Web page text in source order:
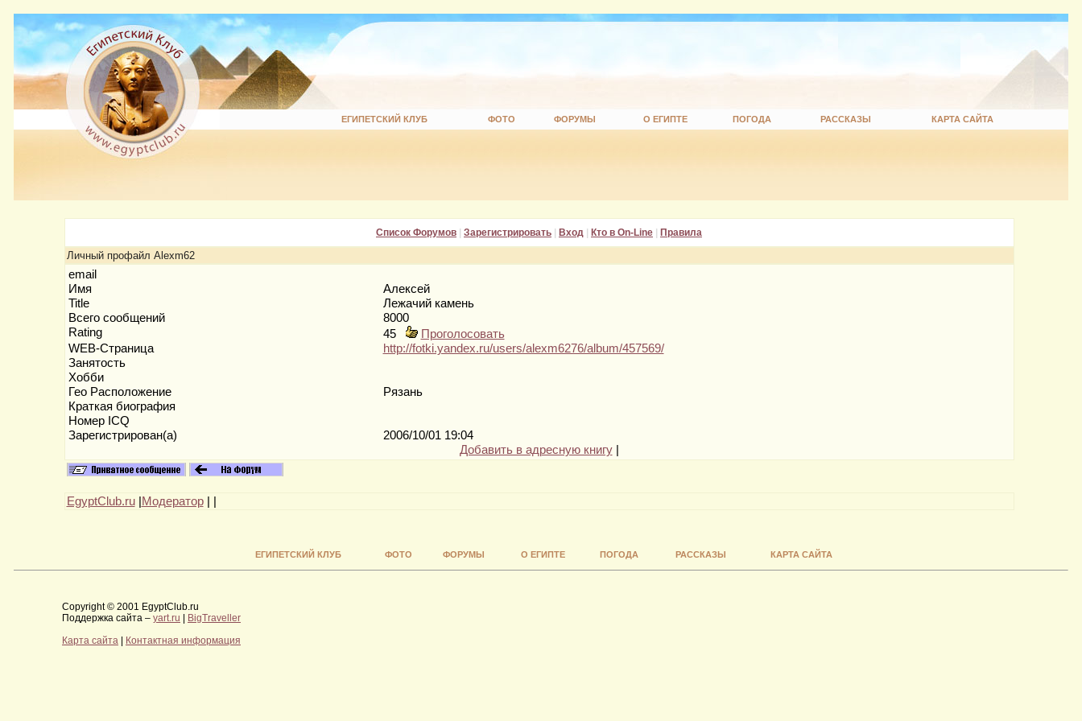
ЕГИПЕТСКИЙ КЛУБ ФОТО ФОРУМЫ О ЕГИПТЕ ПОГОДА РАССКАЗЫ КАРТА САЙТА
Список Форумов Зарегистрировать Вход Кто в On-Line Правила
Личный профайл Alexm62
email
Имя
Алексей
Title
Лежачий камень
Всего сообщений
8000
Rating
45
Проголосовать
WEB-Страница
http://fotki.yandex.ru/users/alexm6276/album/457569/
Занятость
Хобби
Гео Расположение
Рязань
Краткая биография
Номер ICQ
Зарегистрирован(а)
2006/10/01 19:04
Добавить в адресную книгу|
EgyptClub.ru| Модератор|
ЕГИПЕТСКИЙ КЛУБ ФОТО ФОРУМЫ О ЕГИПТЕ ПОГОДА РАССКАЗЫ КАРТА САЙТА
Copyright © 2001 EgyptClub.ru
Поддержка сайта – yart.ru | BigTraveller
Карта сайта | Контактная информация